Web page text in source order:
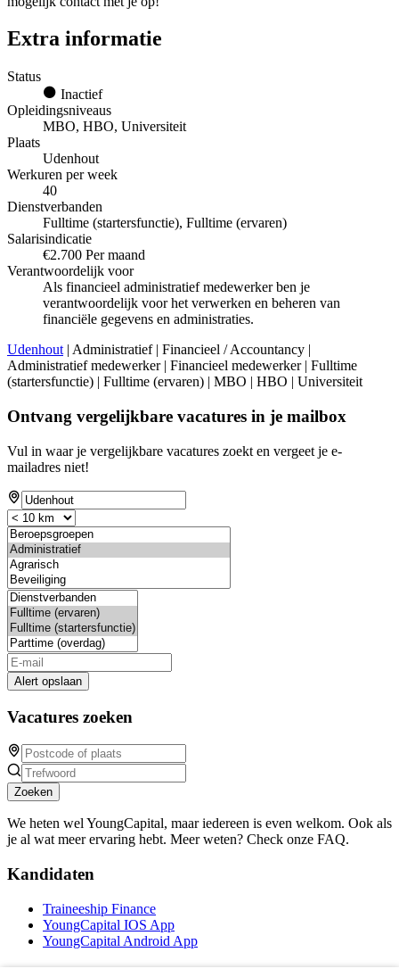
Extra informatie
Status
Inactief
Opleidingsniveaus
MBO, HBO, Universiteit
Plaats
Udenhout
Werkuren per week
40
Dienstverbanden
Fulltime (startersfunctie), Fulltime (ervaren)
Salarisindicatie
€2.700 Per maand
Verantwoordelijk voor
Als financieel administratief medewerker ben je
verantwoordelijk voor het verwerken en beheren van
financiële gegevens en administraties.
Udenhout | Administratief | Financieel / Accountancy |
Administratief medewerker | Financieel medewerker | Fulltime
(startersfunctie) | Fulltime (ervaren) | MBO | HBO | Universiteit
Ontvang vergelijkbare vacatures in je mailbox
Vul in waar je vergelijkbare vacatures zoekt en vergeet je e-
mailadres niet!
Alert opslaan
Vacatures zoeken
Zoeken
We heten wel YoungCapital, maar iedereen is even welkom. Ook als
je al wat meer ervaring hebt. Meer weten? Check onze FAQ.
Kandidaten
Traineeship Finance
YoungCapital IOS App
YoungCapital Android App